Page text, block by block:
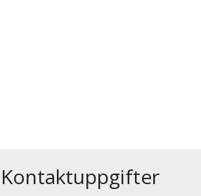
Kontaktuppgifter